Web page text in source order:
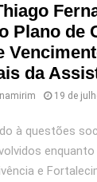
Plano de
da
19 de
à questões
e